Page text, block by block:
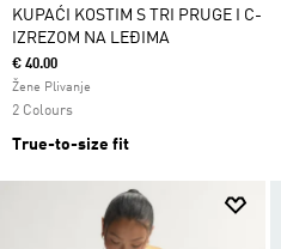
KUPAĆI KOSTIM S TRI PRUGE I C-
IZREZOM NA LEĐIMA
€ 40.00
Žene Plivanje
2 Colours
True-to-size fit